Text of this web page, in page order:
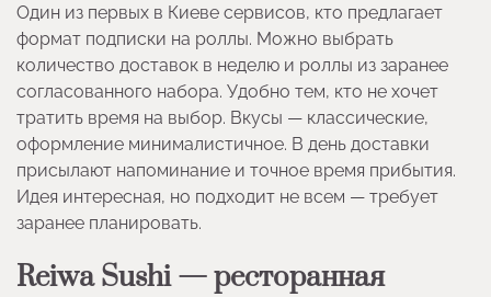
Один из первых в Киеве сервисов, кто предлагает
формат подписки на роллы. Можно выбрать
количество доставок в неделю и роллы из заранее
согласованного набора. Удобно тем, кто не хочет
тратить время на выбор. Вкусы — классические,
оформление минималистичное. В день доставки
присылают напоминание и точное время прибытия.
Идея интересная, но подходит не всем — требует
заранее планировать.
Reiwa Sushi — ресторанная